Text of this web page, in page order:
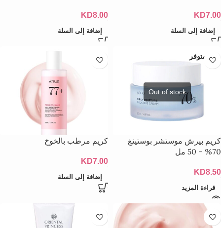
KD7.00
إضافة إلى السلة
KD8.00
إضافة إلى السلة
غير متوفر
كريم بيرش موستشر بوستينغ
70% – 50 مل
KD8.50
قراءة المزيد
كريم مرطب بالخوخ
KD7.00
إضافة إلى السلة